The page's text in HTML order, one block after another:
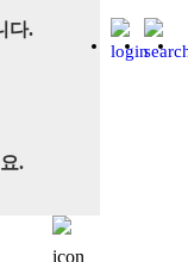
다.
.